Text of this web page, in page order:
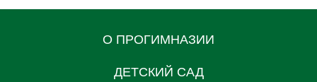
О ПРОГИМНАЗИИ
ДЕТСКИЙ САД